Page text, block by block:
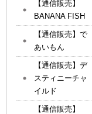
【通信販売】
BANANA FISH
【通信販売】で
あいもん
【通信販売】デ
スティニーチャ
イルド
【通信販売】